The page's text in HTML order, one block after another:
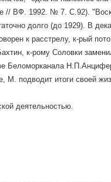
// ВФ. 1992. № 7. С.92).
долго (до 1929). В
к расстрелу, к-рый
к-рому Соловки
Беломорканала
М. подводит итоги своей
деятельностью.